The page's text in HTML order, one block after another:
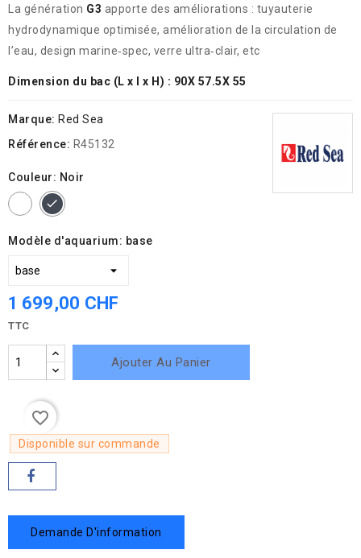
La génération G3 apporte des améliorations : tuyauterie
hydrodynamique optimisée, amélioration de la circulation de
l’eau, design marine‑spec, verre ultra‑clair, etc
Dimension du bac (L x l x H) : 90X 57.5X 55
Marque: Red Sea
Référence: R45132
Couleur: Noir
Blanc
Noir
Modèle d'aquarium: base
1 699,00 CHF
TTC
Ajouter Au Panier
favorite_border
Disponible sur commande
Demande D'information